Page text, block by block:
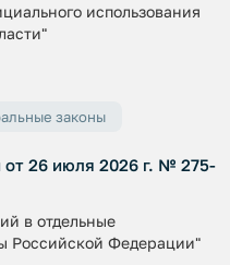
использования
законы
26 июля 2026 г. № 275-
в отдельные
Российской Федерации"